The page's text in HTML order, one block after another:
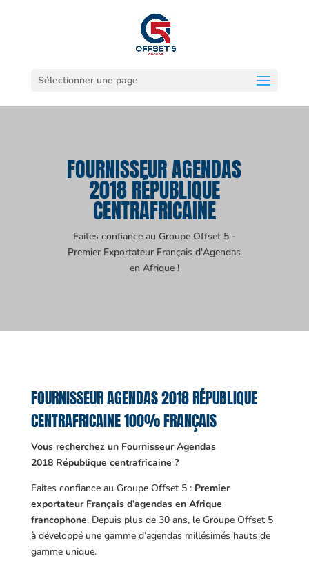
Sélectionner une page
FOURNISSEUR AGENDAS
2018 RÉPUBLIQUE
CENTRAFRICAINE
Faites confiance au Groupe Offset 5 -
Premier Exportateur Français d'Agendas
en Afrique !
FOURNISSEUR AGENDAS 2018 RÉPUBLIQUE
CENTRAFRICAINE 100% FRANÇAIS
Vous recherchez un Fournisseur Agendas
2018 République centrafricaine ?
Faites confiance au Groupe Offset 5 : Premier
exportateur Français d’agendas en Afrique
francophone. Depuis plus de 30 ans, le Groupe Offset 5
à développé une gamme d’agendas millésimés hauts de
gamme unique.